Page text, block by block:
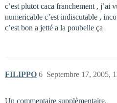
c’est plutot caca franchement , j’ai
numericable c’est indiscutable ,
c’est bon a jetté a la poubelle ça
FILIPPO Septembre 17, 2005,
6
Un commentaire supplèmentaire,